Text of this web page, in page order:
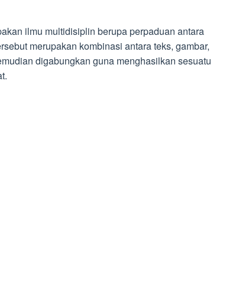
ilmu multidisiplin berupa perpaduan antara
merupakan kombinasi antara teks, gambar,
digabungkan guna menghasilkan sesuatu